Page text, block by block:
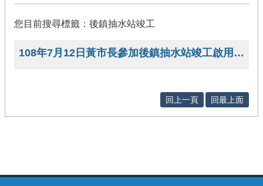
您目前搜尋標籤：後鎮抽水站竣工
108年7月12日黃市長參加後鎮抽水站竣工啟用典禮
回上一頁 回最上面